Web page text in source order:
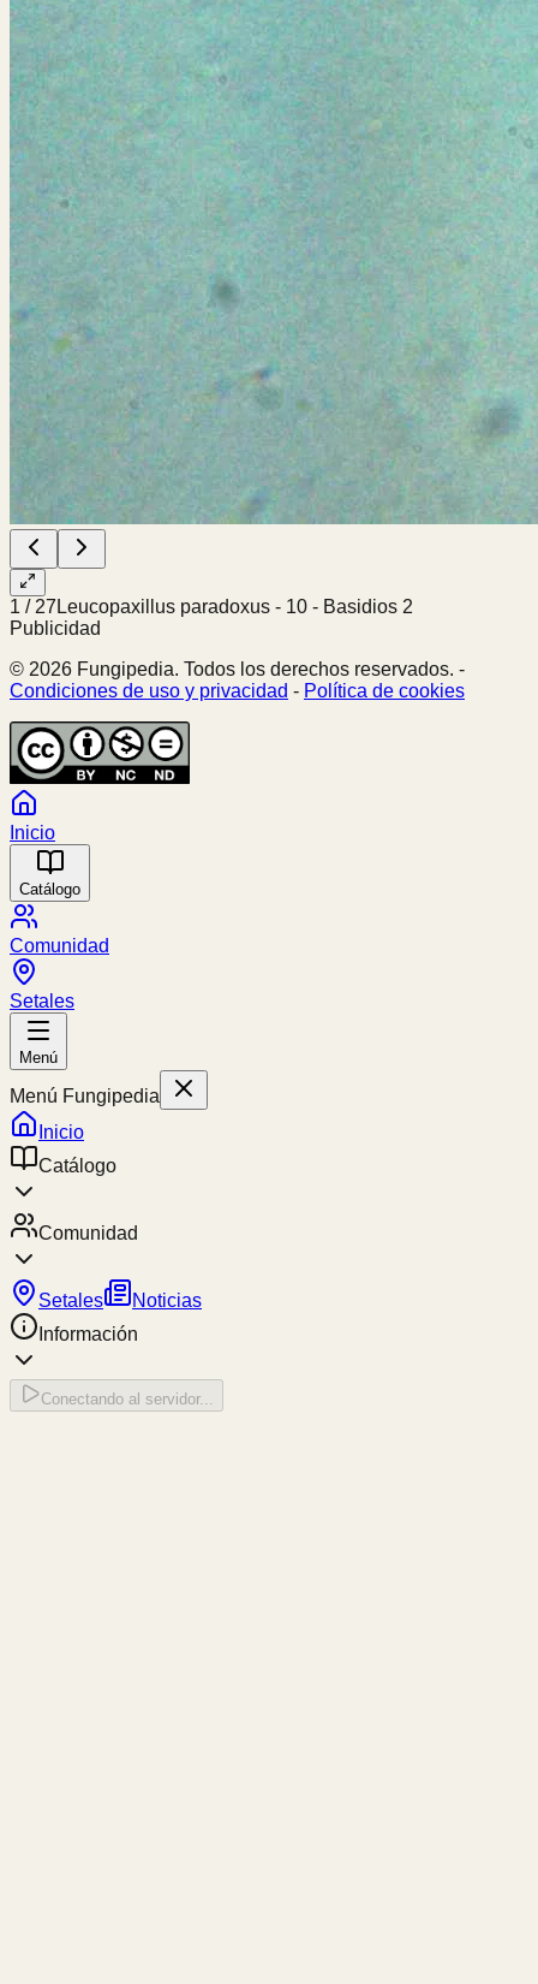
1 / 27 Leucopaxillus paradoxus - 10 - Basidios 2
Publicidad
© 2026 Fungipedia. Todos los derechos reservados. -
Condiciones de uso y privacidad - Política de cookies
Inicio
Catálogo
Comunidad
Setales
Menú
Menú Fungipedia
Inicio
Catálogo
Comunidad
Setales
Noticias
Información
Conectando al servidor...